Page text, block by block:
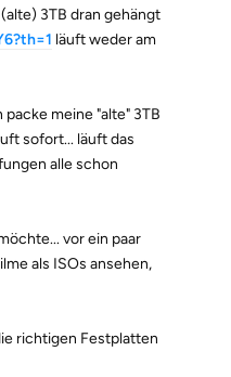
3TB dran gehängt
läuft weder am
meine "alte" 3TB
sofort... läuft das
alle schon
vor ein paar
als ISOs ansehen,
richtigen Festplatten